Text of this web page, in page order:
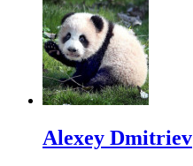
Alexey Dmitriev